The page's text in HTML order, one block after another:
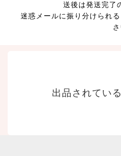
送後は発送完了
迷惑メールに振り分けられ
出品されてい